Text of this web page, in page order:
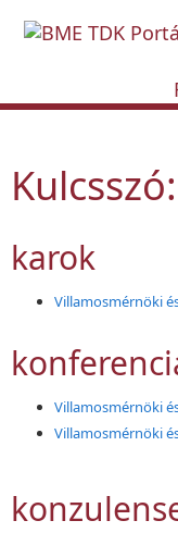
karok
Villamosmérnöki
Villamosmérnöki
Villamosmérnöki